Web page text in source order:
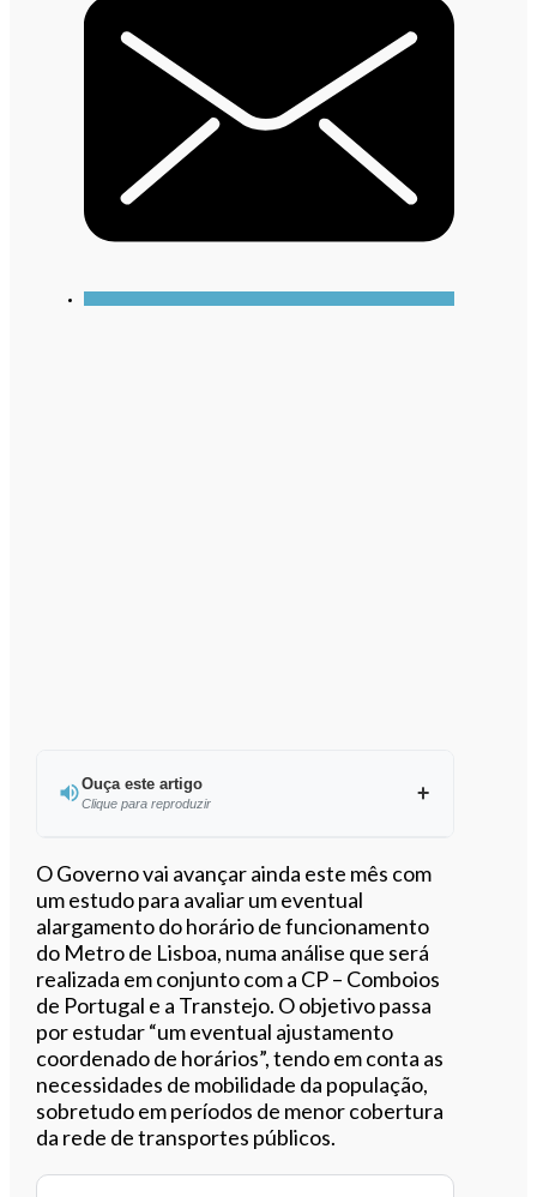
Ouça este artigo
Clique para reproduzir
Ouvir este artigo
O Governo vai avançar ainda este mês com
um estudo para avaliar um eventual
alargamento do horário de funcionamento
do Metro de Lisboa, numa análise que será
realizada em conjunto com a CP – Comboios
de Portugal e a Transtejo. O objetivo passa
por estudar “um eventual ajustamento
coordenado de horários”, tendo em conta as
necessidades de mobilidade da população,
sobretudo em períodos de menor cobertura
da rede de transportes públicos.